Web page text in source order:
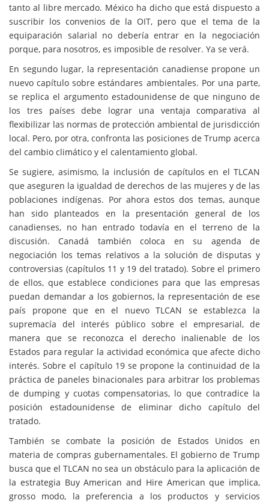
tanto al libre mercado. México ha dicho que está dispuesto a
suscribir los convenios de la OIT, pero que el tema de la
equiparación salarial no debería entrar en la negociación
porque, para nosotros, es imposible de resolver. Ya se verá.
En segundo lugar, la representación canadiense propone un
nuevo capítulo sobre estándares ambientales. Por una parte,
se replica el argumento estadounidense de que ninguno de
los tres países debe lograr una ventaja comparativa al
flexibilizar las normas de protección ambiental de jurisdicción
local. Pero, por otra, confronta las posiciones de Trump acerca
del cambio climático y el calentamiento global.
Se sugiere, asimismo, la inclusión de capítulos en el TLCAN
que aseguren la igualdad de derechos de las mujeres y de las
poblaciones indígenas. Por ahora estos dos temas, aunque
han sido planteados en la presentación general de los
canadienses, no han entrado todavía en el terreno de la
discusión. Canadá también coloca en su agenda de
negociación los temas relativos a la solución de disputas y
controversias (capítulos 11 y 19 del tratado). Sobre el primero
de ellos, que establece condiciones para que las empresas
puedan demandar a los gobiernos, la representación de ese
país propone que en el nuevo TLCAN se establezca la
supremacía del interés público sobre el empresarial, de
manera que se reconozca el derecho inalienable de los
Estados para regular la actividad económica que afecte dicho
interés. Sobre el capítulo 19 se propone la continuidad de la
práctica de paneles binacionales para arbitrar los problemas
de dumping y cuotas compensatorias, lo que contradice la
posición estadounidense de eliminar dicho capítulo del
tratado.
También se combate la posición de Estados Unidos en
materia de compras gubernamentales. El gobierno de Trump
busca que el TLCAN no sea un obstáculo para la aplicación de
la estrategia Buy American and Hire American que implica,
grosso modo, la preferencia a los productos y servicios